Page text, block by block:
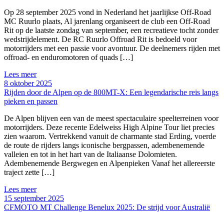
Op 28 september 2025 vond in Nederland het jaarlijkse Off-Road
MC Ruurlo plaats, Al jarenlang organiseert de club een Off-Road
Rit op de laatste zondag van september, een recreatieve tocht zonder
wedstrijdelement. De RC Ruurlo Offroad Rit is bedoeld voor
motorrijders met een passie voor avontuur. De deelnemers rijden met
offroad- en enduromotoren of quads […]
Lees meer
8 oktober 2025
Rijden door de Alpen op de 800MT-X: Een legendarische reis langs
pieken en passen
De Alpen blijven een van de meest spectaculaire speelterreinen voor
motorrijders. Deze recente Edelweiss High Alpine Tour liet precies
zien waarom. Vertrekkend vanuit de charmante stad Erding, voerde
de route de rijders langs iconische bergpassen, adembenemende
valleien en tot in het hart van de Italiaanse Dolomieten.
Adembenemende Bergwegen en Alpenpieken Vanaf het allereerste
traject zette […]
Lees meer
15 september 2025
CFMOTO MT Challenge Benelux 2025: De strijd voor Australië